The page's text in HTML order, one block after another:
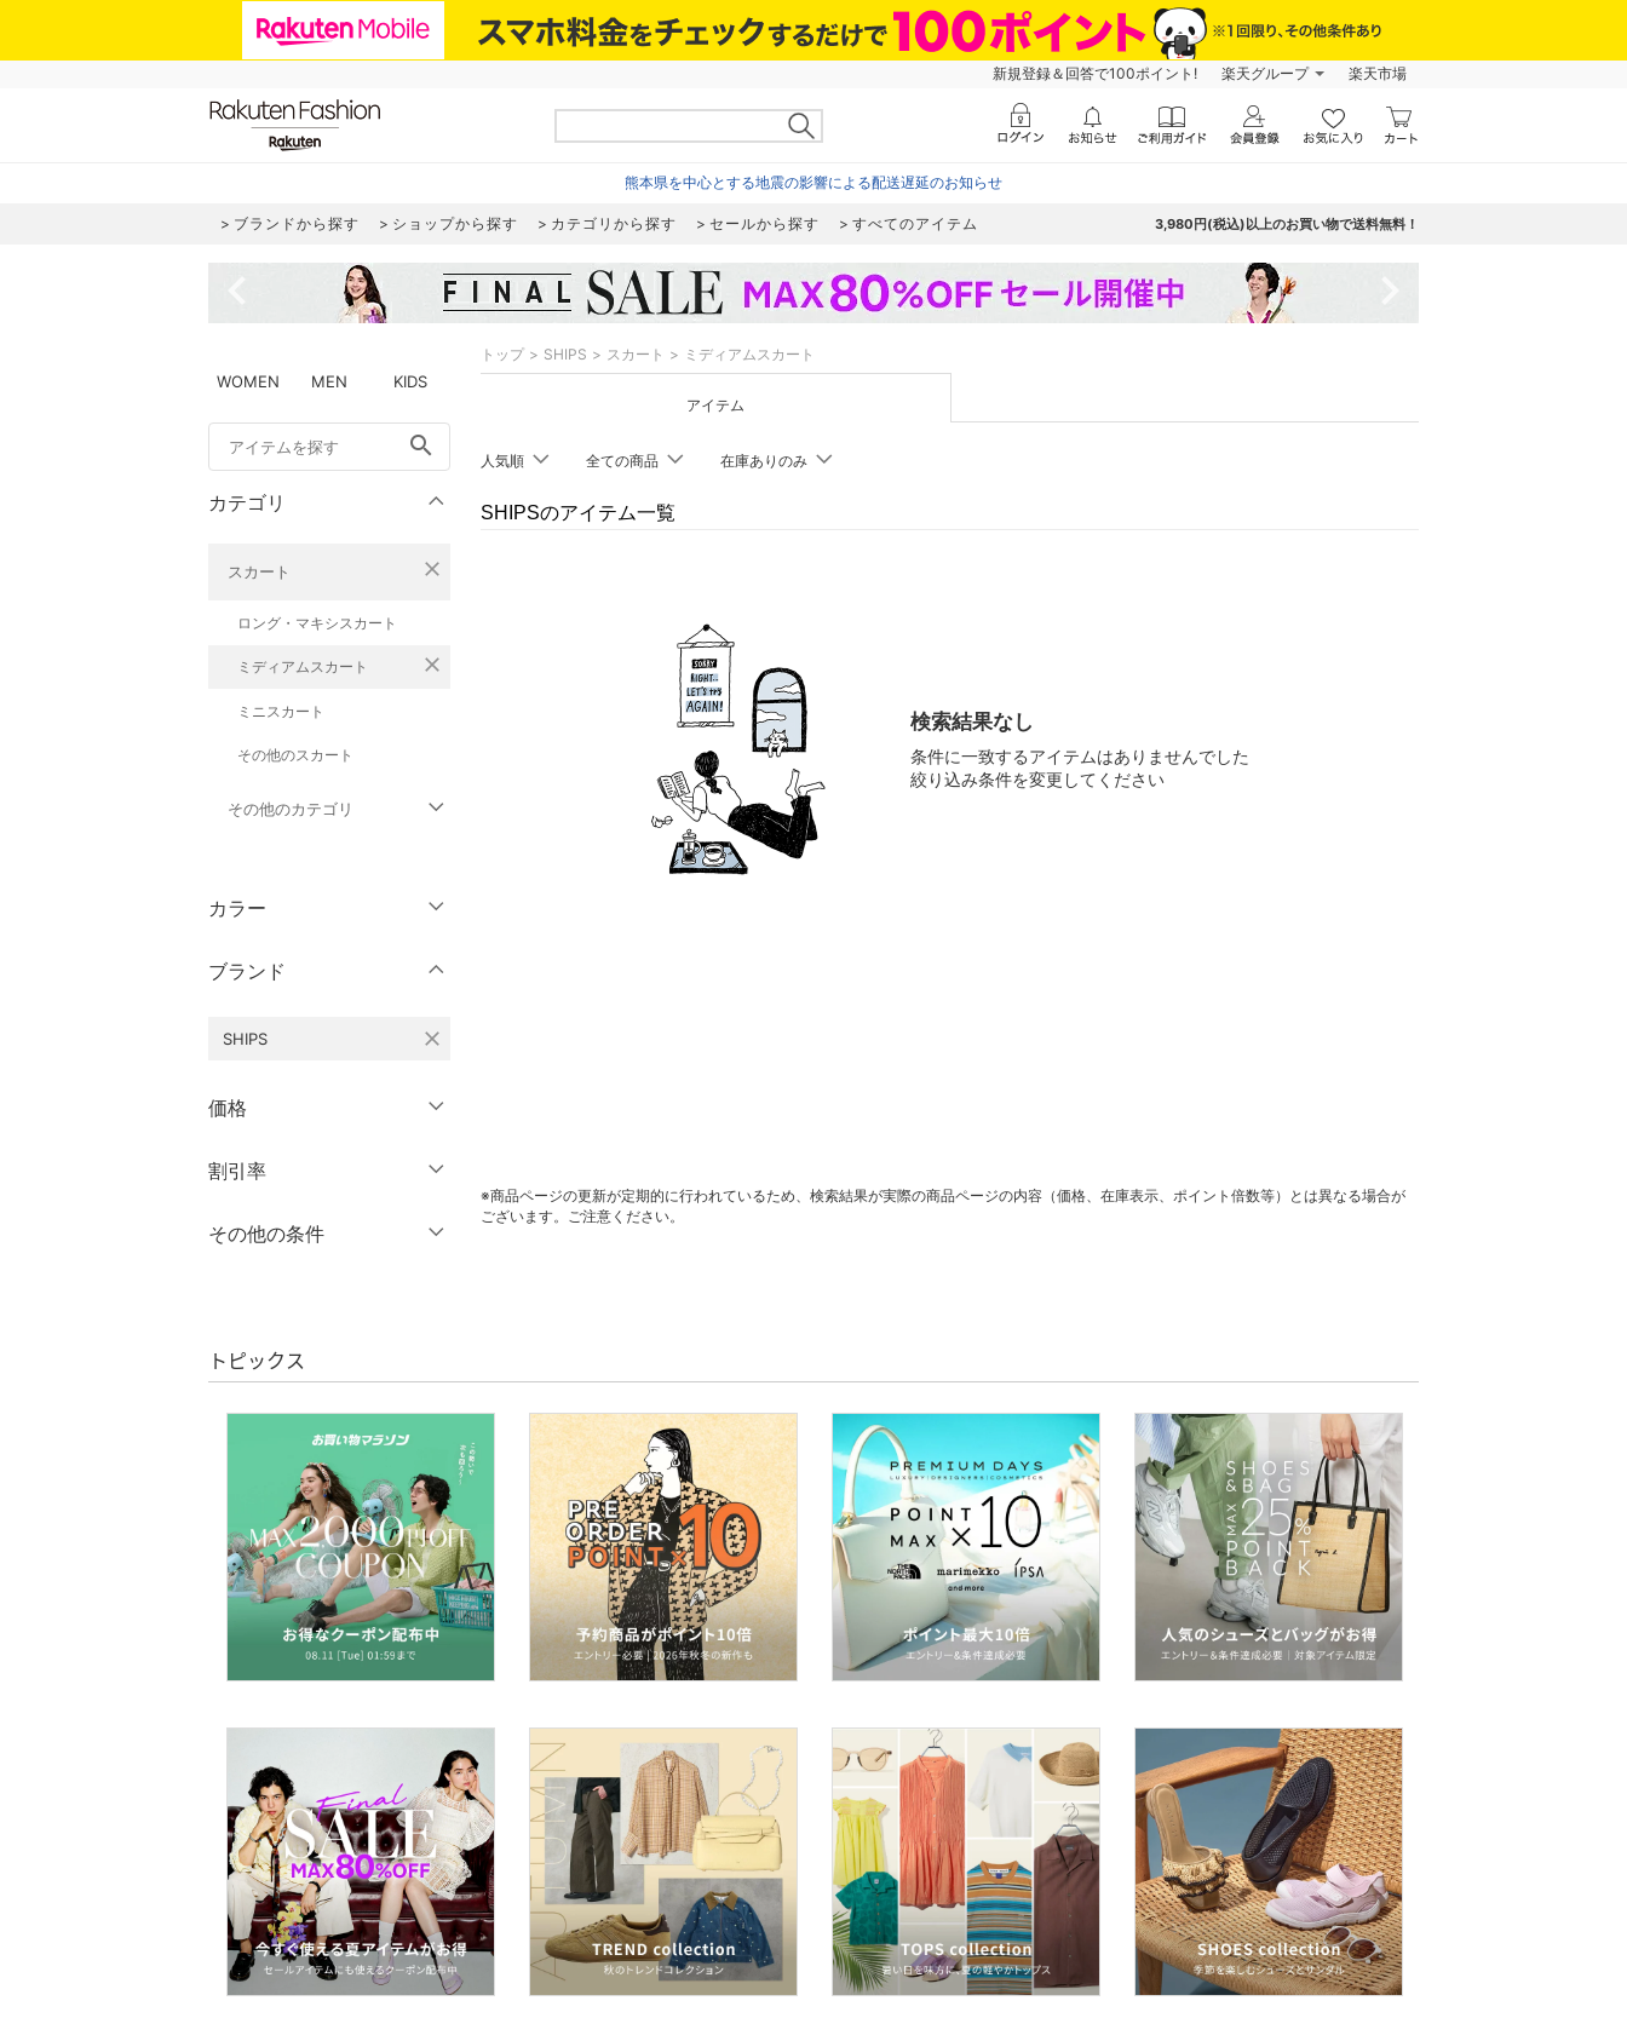
新規登録＆回答で100ポイント! 楽天グループ 楽天市場
熊本県を中心とする地震の影響による配送遅延のお知らせ
ブランドから探す ショップから探す カテゴリから探す セールから探す すべてのアイテム 3,980円(税込)以上のお買い物で送料無料！
WOMEN MEN KIDS
search
カテゴリ
スカート close
ロング・マキシスカート
ミディアムスカート close
ミニスカート
その他のスカート
その他のカテゴリ
パンツ
ワンピース・ドレス
オールインワン・オーバ
ーオール
バッグ
シューズ・靴
アクセサリー・腕時計
財布・ポーチ・ケース
帽子
ヘアアクセサリー
マタニティウェア・ベビ
スーツ・フォーマル
水着・スイムグッズ
着物・浴衣・和装小物
スキンケア
ベースメイク
カラー
クリア
ブランド
SHIPS close
価格
絞り込み
割引率
％OFF～ ％OFF
その他の条件
クリア 絞り込み
トップ SHIPS スカート ミディアムスカート
アイテム
人気順 全ての商品 在庫ありのみ
SHIPSのアイテム一覧
検索結果なし
条件に一致するアイテムはありませんでした
絞り込み条件を変更してください
※商品ページの更新が定期的に行われているため、検索結果が実際の商品ページの内容（価格、在庫表示、ポイント倍数等）とは異なる場合が
ございます。ご注意ください。
トピックス